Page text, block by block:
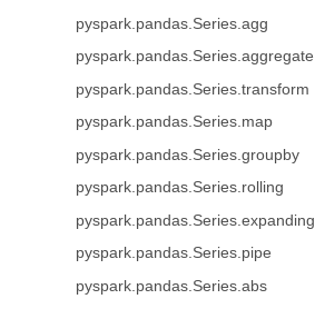
pyspark.pandas.Series.agg
pyspark.pandas.Series.aggregate
pyspark.pandas.Series.transform
pyspark.pandas.Series.map
pyspark.pandas.Series.groupby
pyspark.pandas.Series.rolling
pyspark.pandas.Series.expanding
pyspark.pandas.Series.pipe
pyspark.pandas.Series.abs